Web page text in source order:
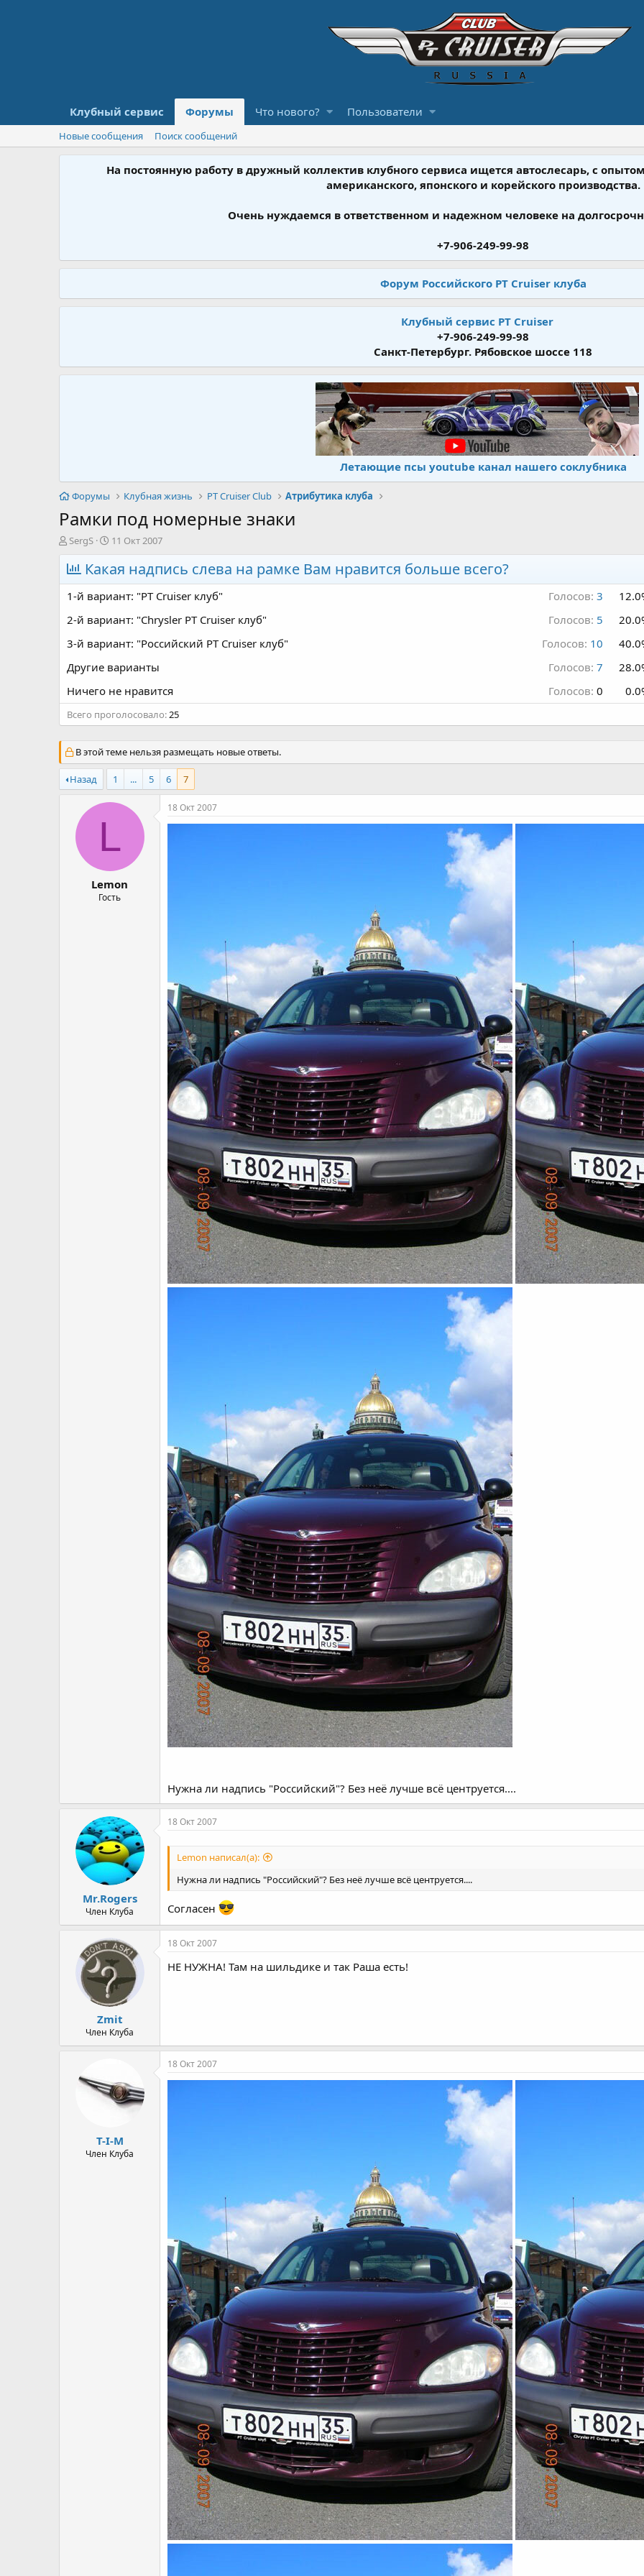
Клубный сервис Форумы Что нового? Пользователи
Новые сообщения Поиск сообщений
На постоянную работу в дружный коллектив клубного сервиса ищется автослесарь, с
американского, японского и корейского производства.
Очень нуждаемся в ответственном и надежном человеке на
+7-906-249-99-98
Форум Российского PT Cruiser клуба
Клубный сервис PT Cruiser
+7-906-249-99-98
Санкт-Петербург. Рябовское шоссе 118
Летающие псы youtube канал нашего соклубника
Форумы Клубная жизнь PT Cruiser Club Атрибутика клуба
Рамки под номерные знаки
А
в
т
о
р
т
е
ы
SergS
Д
а
т
а
н
а
ч
л
11 Окт 2007
Какая надпись слева на рамке Вам нравится больше всего?
1-й вариант: "PT Cruiser клуб" Голосов: 3
2-й вариант: "Chrysler PT Cruiser клуб"
Голосов: 5
3-й вариант: "Российский PT Cruiser клуб"
Голосов: 10
Другие варианты
Голосов: 7
Ничего не нравится
Голосов: 0
Всего проголосовало 25
В этой теме нельзя размещать новые ответы.
Назад 1 ... 5 6 7
L
Lemon
Гость
18 Окт 2007
Нужна ли надпись "Российский"? Без неё лучше всё центруется....
Mr.Rogers
Член Клуба
18 Окт 2007
Lemon написал(а):
Нужна ли надпись "Российский"? Без неё лучше всё центруется....
Согласен
Zmit
Член Клуба
18 Окт 2007
НЕ НУЖНА! Там на шильдике и так Раша есть!
T-I-M
Член Клуба
18 Окт 2007